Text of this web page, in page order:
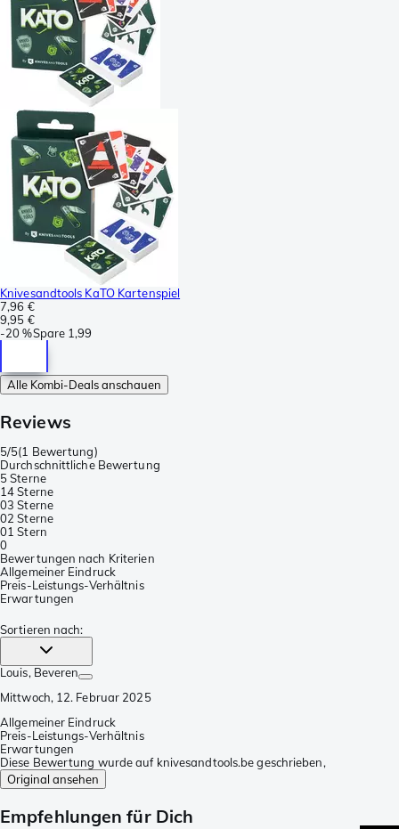
Knivesandtools KaTO Kartenspiel
7,96 €
9,95 €
-20 %Spare 1,99
Alle Kombi-Deals anschauen
Reviews
5/5(1 Bewertung)
Durchschnittliche Bewertung
5 Sterne
14 Sterne
03 Sterne
02 Sterne
01 Stern
0
Bewertungen nach Kriterien
Allgemeiner Eindruck
Preis-Leistungs-Verhältnis
Erwartungen
Sortieren nach:
Louis, Beveren
Mittwoch, 12. Februar 2025
Allgemeiner Eindruck
Preis-Leistungs-Verhältnis
Erwartungen
Diese Bewertung wurde auf knivesandtools.be geschrieben,
Original ansehen
Empfehlungen für Dich